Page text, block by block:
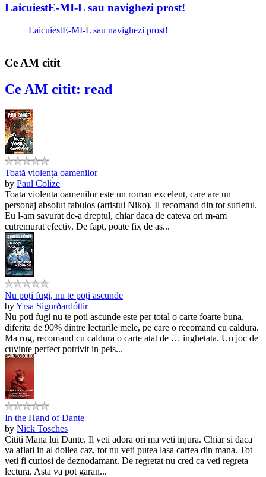
LaicuiestE-MI-L sau navighezi prost!
LaicuiestE-MI-L sau navighezi prost!
Ce AM citit
Ce AM citit: read
Toată violența oamenilor
by Paul Colize
Toata violenta oamenilor este un roman excelent, care are un
personaj absolut fabulos (artistul Niko). Il recomand din tot sufletul.
Eu l-am savurat de-a dreptul, chiar daca de cateva ori m-am
cutremurat efectiv. De fapt, poate fix de as...
Nu poți fugi, nu te poți ascunde
byYrsa Sigurðardóttir
Nu poti fugi nu te poti ascunde este per total o carte foarte buna,
diferita de 90% dintre lecturile mele, pe care o recomand cu caldura.
Ma rog, recomand cu caldura o carte atat de … inghetata. Un joc de
cuvinte perfect potrivit in peis...
In the Hand of Dante
by Nick Tosches
Cititi Mana lui Dante. Il veti adora ori ma veti injura. Chiar si daca
va aflati in al doilea caz, tot nu veti putea lasa cartea din mana. Tot
veti fi curiosi de deznodamant. De regretat nu cred ca veti regreta
lectura. Asta va pot garan...